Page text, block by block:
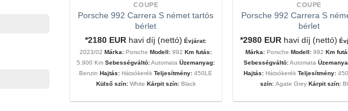
COUPE
Porsche 992 Carrera S német tartós
bérlet
*2180 EUR havi díj (nettó) Évjárat:
2023/02Márka: Porsche Modell: 992Km futás:
5.900 KmSebességváltó:AutomataÜzemanyag:
BenzinHajtás: Hátsókerék Teljesítmény: 450LE
Külső szín: White Kárpit szín:Black
COUPE
Porsche 992 Carrera S
bérlet
*2980 EUR havi díj (nettó)
Márka: Porsche Modell: 992Km
Sebességváltó:Automata
Hajtás:Hátsókerék Teljesítmény:
szín:Agate GreyKárpit szín: